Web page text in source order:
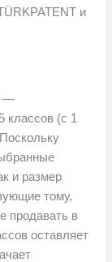
и
—
(с 1
и размер
тому,
продавать в
оставляет